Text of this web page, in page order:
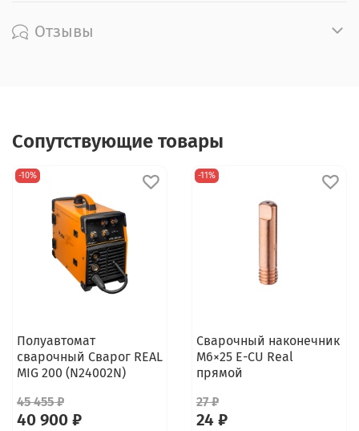
Отзывы
Сопутствующие товары
-10%
Полуавтомат
сварочный Сварог REAL
MIG 200 (N24002N)
45 455 ₽
40 900 ₽
-11%
Сварочный наконечник
M6×25 E-CU Real
прямой
27 ₽
24 ₽